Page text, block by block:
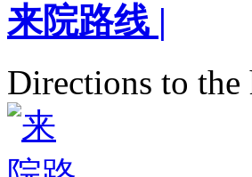
来院路线 |
Directions to the